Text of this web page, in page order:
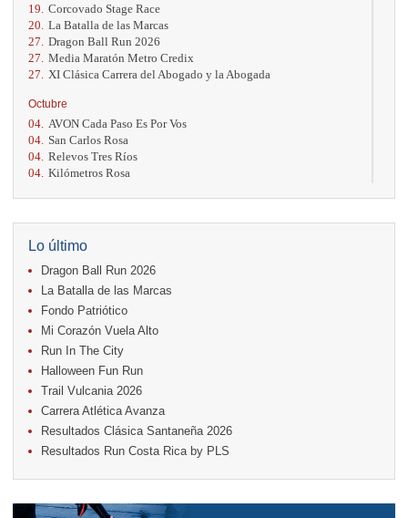
19. Corcovado Stage Race
20. La Batalla de las Marcas
27. Dragon Ball Run 2026
27. Media Maratón Metro Credix
27.
XI Clásica Carrera del Abogado y la Abogada
Octubre
04. AVON Cada Paso Es Por Vos
04. San Carlos Rosa
04. Relevos Tres Ríos
04. Kilómetros Rosa
18. Casa Turire Trail Run
18.
Warriors Run Circuit
18. Samsung Jacó Beach Half Marathon 2026
25. KRun by Under Armour
25. Run Alajuela
31.
Halloween Fun Run
Noviembre
08. Lindora Run
15. Entre Pan y Rosas
Diciembre
06. Trail Vulcania 2026
12. Media Maratón Puntarenas 2026
Lo último
Dragon Ball Run 2026
La Batalla de las Marcas
Fondo Patriótico
Mi Corazón Vuela Alto
Run In The City
Halloween Fun Run
Trail Vulcania 2026
Carrera Atlética Avanza
Resultados Clásica Santaneña 2026
Resultados Run Costa Rica by PLS